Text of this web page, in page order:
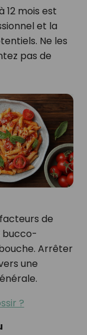
12 mois est
et la
Ne les
pas de
de
bucco-
Arrêter
une
?